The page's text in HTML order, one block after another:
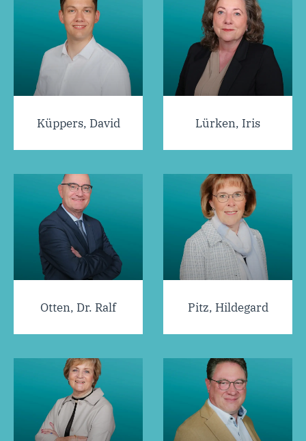
Küppers, David Lürken, Iris
Otten, Dr. Ralf Pitz, Hildegard